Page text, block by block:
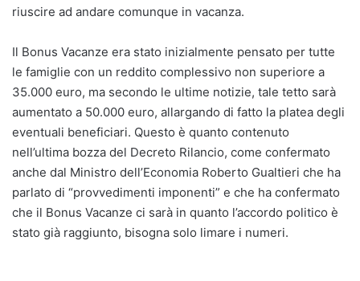
riuscire ad andare comunque in vacanza.
Il Bonus Vacanze era stato inizialmente pensato per tutte
le famiglie con un reddito complessivo non superiore a
35.000 euro, ma secondo le ultime notizie, tale tetto sarà
aumentato a 50.000 euro, allargando di fatto la platea degli
eventuali beneficiari. Questo è quanto contenuto
nell’ultima bozza del Decreto Rilancio, come confermato
anche dal Ministro dell’Economia Roberto Gualtieri che ha
parlato di “provvedimenti imponenti” e che ha confermato
che il Bonus Vacanze ci sarà in quanto l’accordo politico è
stato già raggiunto, bisogna solo limare i numeri.